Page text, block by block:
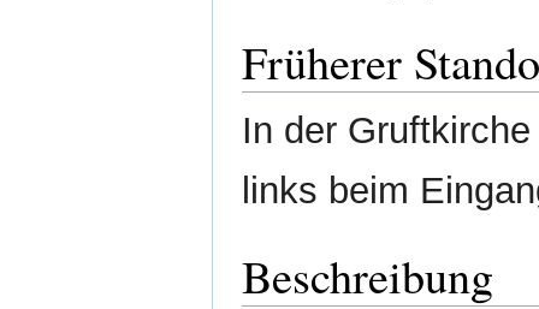
Früherer
In der
links beim
Beschreibung